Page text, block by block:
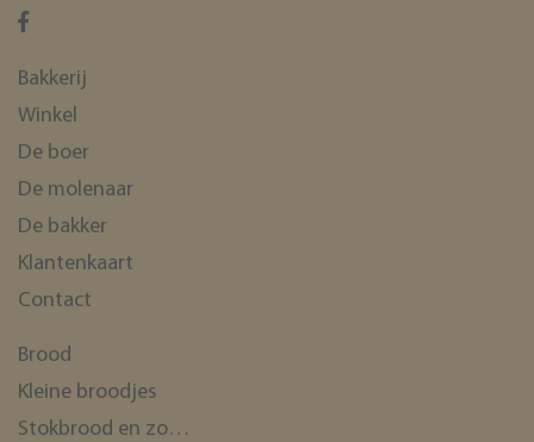
Bakkerij
Winkel
De boer
De molenaar
De bakker
Klantenkaart
Contact
Brood
Kleine broodjes
Stokbrood en zo…